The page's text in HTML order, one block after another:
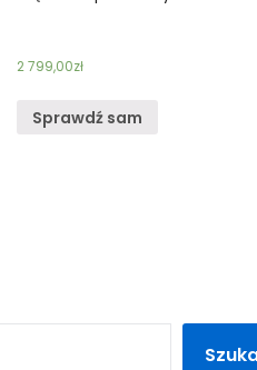
2 799,00zł
Sprawdź sam